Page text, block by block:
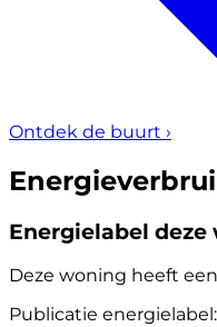
Ontdek de buurt ›
Energielabel deze
Deze woning heeft
Publicatie